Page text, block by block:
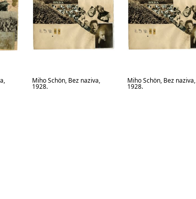
Miho Schön, Bez naziva,
1928.
Miho Schön, Bez naziva,
1928.